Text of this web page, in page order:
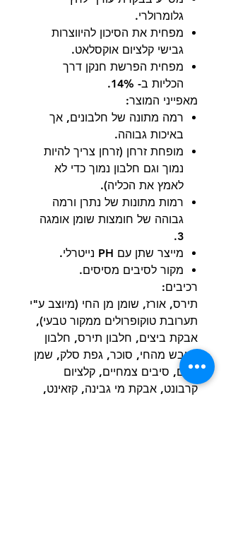
גלומרולרי.
מפחית את הסיכון להיווצרות
גבישי קלציום אוקסלאט.
מפחית הפרשת חנקן דרך
הכליות ב- 14%.
מאפייני המוצר:
רמה מתונה של חלבונים, אך
באיכות גבוהה.
מופחת זרחן (זרחן צריך להיות
נמוך וגם חלבון נמוך כדי לא
לאמץ את הכליה).
רמות מתונות של נתרן ורמה
גבוהה של חומצות שומן אומגה
3.
מייצר שתן עם PH נייטרלי.
מקור לסיבים מסיסים.
רכיבים:
תירס, אורז, שומן מן החי (מיוצב ע"י
תערובת טוקופרולים ממקור טבעי),
אבקת ביצים, חלבון תירס, חלבון
מיובש מהחי, סוכר, גפת סלק, שמן
דגים, סיבים צמחיים, קלציום
קרבונט, אבקת מי גבינה, קזאינט,